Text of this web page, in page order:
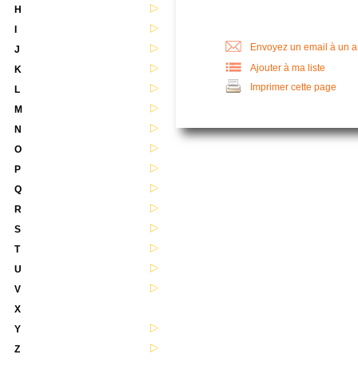
H
J
K
L
M
N
O
P
Q
R
S
T
U
V
X
Y
Z
Envoyez un email à un
Ajouter à ma liste
Imprimer cette page